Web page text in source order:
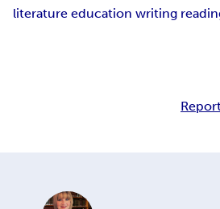
literature education writing